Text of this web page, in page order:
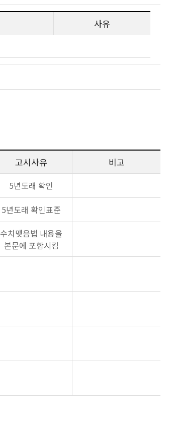
사유
고시사유 비고
5년도래 확인
5년도래 확인표준
수치맺음법 내용을
본문에 포함시킴